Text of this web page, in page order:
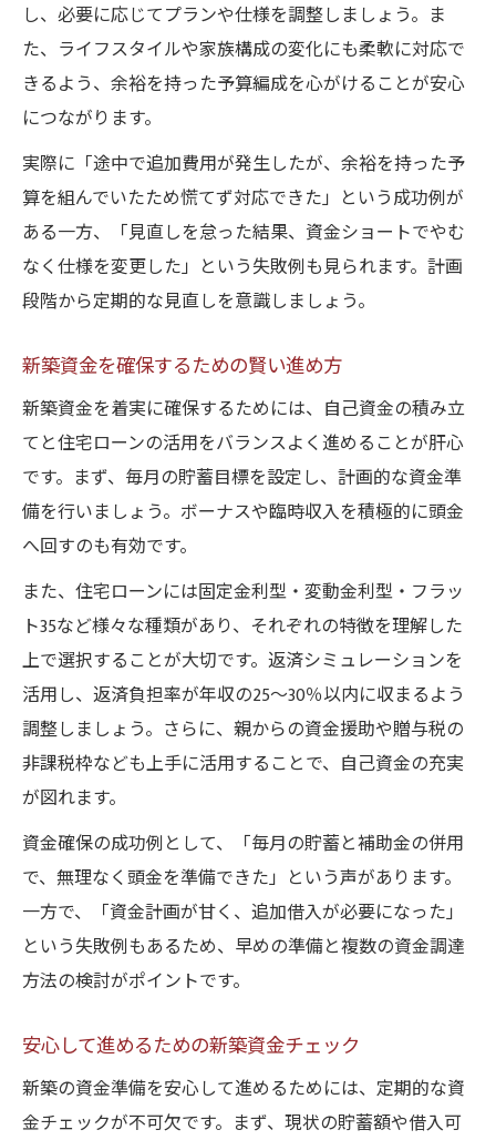
し、必要に応じてプランや仕様を調整しましょう。ま
た、ライフスタイルや家族構成の変化にも柔軟に対応で
きるよう、余裕を持った予算編成を心がけることが安心
につながります。
実際に「途中で追加費用が発生したが、余裕を持った予
算を組んでいたため慌てず対応できた」という成功例が
ある一方、「見直しを怠った結果、資金ショートでやむ
なく仕様を変更した」という失敗例も見られます。計画
段階から定期的な見直しを意識しましょう。
新築資金を確保するための賢い進め方
新築資金を着実に確保するためには、自己資金の積み立
てと住宅ローンの活用をバランスよく進めることが肝心
です。まず、毎月の貯蓄目標を設定し、計画的な資金準
備を行いましょう。ボーナスや臨時収入を積極的に頭金
へ回すのも有効です。
また、住宅ローンには固定金利型・変動金利型・フラッ
ト35など様々な種類があり、それぞれの特徴を理解した
上で選択することが大切です。返済シミュレーションを
活用し、返済負担率が年収の25～30％以内に収まるよう
調整しましょう。さらに、親からの資金援助や贈与税の
非課税枠なども上手に活用することで、自己資金の充実
が図れます。
資金確保の成功例として、「毎月の貯蓄と補助金の併用
で、無理なく頭金を準備できた」という声があります。
一方で、「資金計画が甘く、追加借入が必要になった」
という失敗例もあるため、早めの準備と複数の資金調達
方法の検討がポイントです。
安心して進めるための新築資金チェック
新築の資金準備を安心して進めるためには、定期的な資
金チェックが不可欠です。まず、現状の貯蓄額や借入可